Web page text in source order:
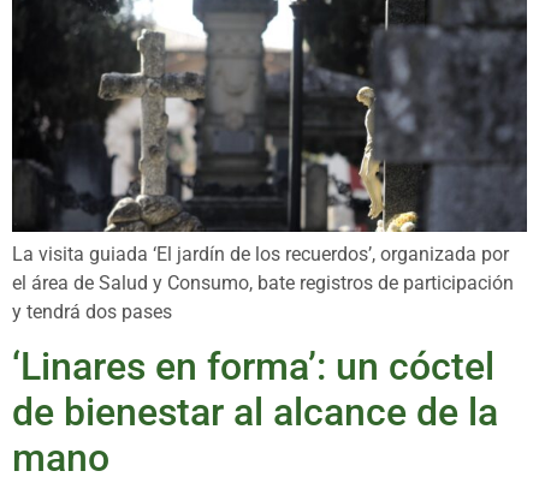
La visita guiada ‘El jardín de los recuerdos’, organizada por
el área de Salud y Consumo, bate registros de participación
y tendrá dos pases
‘Linares en forma’: un cóctel
de bienestar al alcance de la
mano